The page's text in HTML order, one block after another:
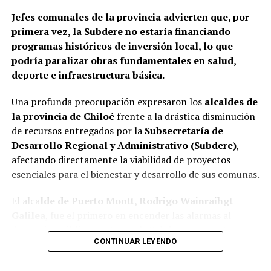
Jefes comunales de la provincia advierten que, por
primera vez, la Subdere no estaría financiando
programas históricos de inversión local, lo que
podría paralizar obras fundamentales en salud,
deporte e infraestructura básica.
Una profunda preocupación expresaron los alcaldes de
la provincia de Chiloéfrente a la drástica disminución
de recursos entregados por la Subsecretaría de
Desarrollo Regional y Administrativo (Subdere),
afectando directamente la viabilidad de proyectos
esenciales para el bienestar y desarrollo de sus comunas.
El alca lde de Puerto Montt, Rodrigo Wainraihgt
denunciar públicamente que la Subdere no cuenta con
fondos para financiar iniciativas del Programa de
CONTINUAR LEYENDO